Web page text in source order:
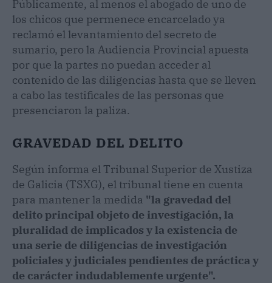
Públicamente, al menos el abogado de uno de
los chicos que permenece encarcelado ya
reclamó el levantamiento del secreto de
sumario, pero la Audiencia Provincial apuesta
por que la partes no puedan acceder al
contenido de las diligencias hasta que se lleven
a cabo las testificales de las personas que
presenciaron la paliza.
GRAVEDAD DEL DELITO
Según informa el Tribunal Superior de Xustiza
de Galicia (TSXG), el tribunal tiene en cuenta
para mantener la medida "la gravedad del
delito principal objeto de investigación, la
pluralidad de implicados y la existencia de
una serie de diligencias de investigación
policiales y judiciales pendientes de práctica y
de carácter indudablemente urgente".